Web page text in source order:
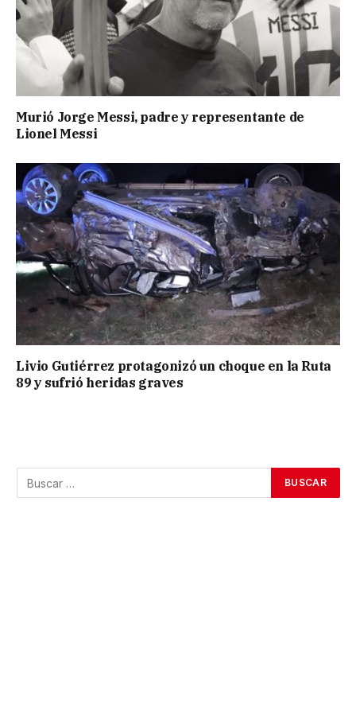
Murió Jorge Messi, padre y representante de
Lionel Messi
Livio Gutiérrez protagonizó un choque en la Ruta
89 y sufrió heridas graves